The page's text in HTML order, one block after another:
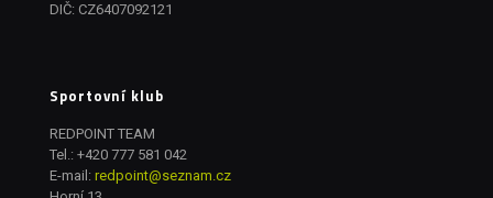
DIČ: CZ6407092121
Sportovní klub
REDPOINT TEAM
Tel.: +420 777 581 042
E-mail: redpoint@seznam.cz